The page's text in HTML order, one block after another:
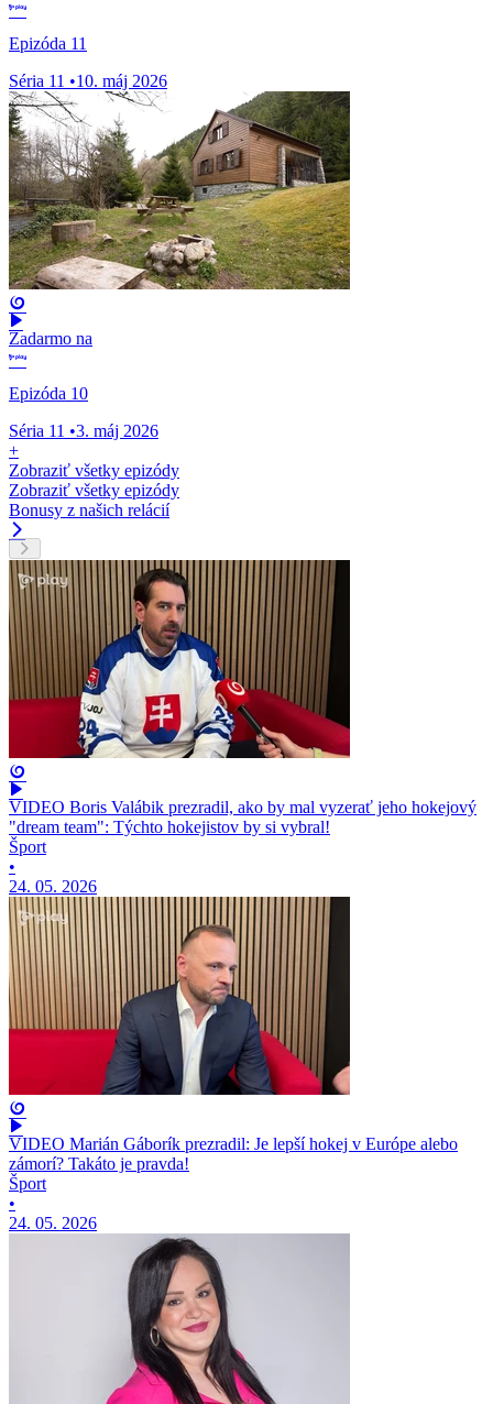
Epizóda 11
Séria 11 •10. máj 2026
Zadarmo na
Epizóda 10
Séria 11 •3. máj 2026
+
Zobraziť všetky epizódy
Zobraziť všetky epizódy
Bonusy z našich relácií
VIDEO Boris Valábik prezradil, ako by mal vyzerať jeho hokejový
"dream team": Týchto hokejistov by si vybral!
Šport
•
24. 05. 2026
VIDEO Marián Gáborík prezradil: Je lepší hokej v Európe alebo
zámorí? Takáto je pravda!
Šport
•
24. 05. 2026